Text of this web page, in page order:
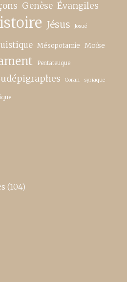
Genèse Évangiles
Jésus Josué
Mésopotamie Moïse
Pentateuque
Coran syriaque
(104)